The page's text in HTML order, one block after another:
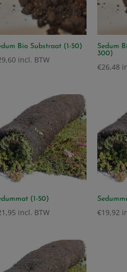
Bio Substraat (1-50)
incl. BTW
Sedum
300)
€26,48
(1-50)
incl. BTW €19,92